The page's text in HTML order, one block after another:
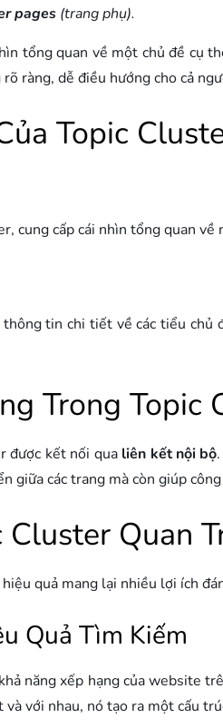
pages (trang phụ).
tổng quan về một chủ đề cụ
ràng, dễ điều hướng cho cả
Topic
cung cấp cái nhìn tổng quan
thông tin chi tiết về các tiểu
Trong
được kết nối qua liên kết nội bộ
giữa các trang mà còn giúp
Cluster Quan
quả mang lại nhiều lợi ích
Quả Tìm Kiếm
năng xếp hạng của website
với nhau, nó tạo ra một cấu